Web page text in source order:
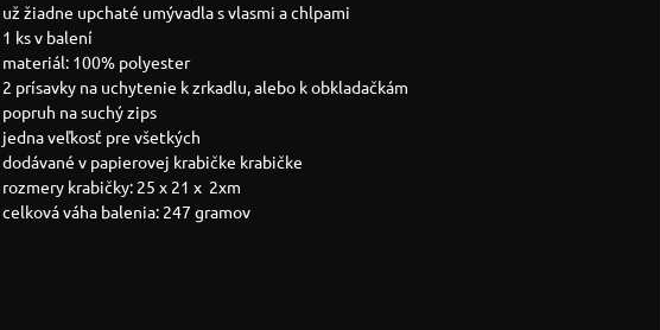
už žiadne upchaté umývadla s vlasmi a chlpami
1 ks v balení
materiál: 100% polyester
2 prísavky na uchytenie k zrkadlu, alebo k obkladačkám
popruh na suchý zips
jedna veľkosť pre všetkých
dodávané v papierovej krabičke krabičke
rozmery krabičky: 25 x 21 x 2xm
celková váha balenia: 247 gramov